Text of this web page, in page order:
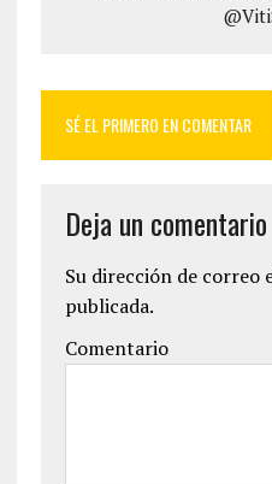
SÉ EL PRIMERO EN COMENTAR
Deja un comentario
Su dirección de correo
publicada.
Comentario